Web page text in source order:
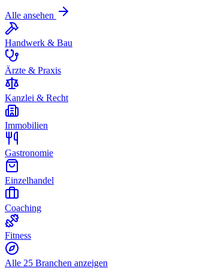
Alle ansehen
Handwerk & Bau
Ärzte & Praxis
Kanzlei & Recht
Immobilien
Gastronomie
Einzelhandel
Coaching
Fitness
Alle 25 Branchen anzeigen